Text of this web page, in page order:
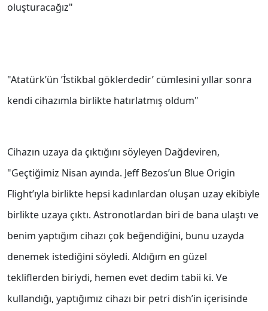
oluşturacağız"
"Atatürk’ün ’İstikbal göklerdedir’ cümlesini yıllar sonra
kendi cihazımla birlikte hatırlatmış oldum"
Cihazın uzaya da çıktığını söyleyen Dağdeviren,
"Geçtiğimiz Nisan ayında. Jeff Bezos’un Blue Origin
Flight’ıyla birlikte hepsi kadınlardan oluşan uzay ekibiyle
birlikte uzaya çıktı. Astronotlardan biri de bana ulaştı ve
benim yaptığım cihazı çok beğendiğini, bunu uzayda
denemek istediğini söyledi. Aldığım en güzel
tekliflerden biriydi, hemen evet dedim tabii ki. Ve
kullandığı, yaptığımız cihazı bir petri dish’in içerisinde